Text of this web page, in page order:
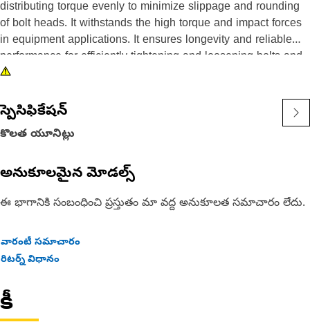
distributing torque evenly to minimize slippage and rounding
of bolt heads. It withstands the high torque and impact forces
in equipment applications. It ensures longevity and reliable
performance for efficiently tightening and loosening bolts and
nuts in the equipment, ensuring safe and effective
Attributes:
• 3/8" drive for compatibility with different impact tools.
conditions.
slippage and damage to fasteners.
fasteners.
• Black oxide finish offers increased resistance to rust and
Applications:
An Impact Socket is utilized in the assembly areas of the
స్పెసిఫికేషన్
కొలత యూనిట్లు
అనుకూలమైన మోడల్స్
ఈ భాగానికి సంబంధించి ప్రస్తుతం మా వద్ద అనుకూలత సమాచారం లేదు.
వారంటీ సమాచారం
రిటర్న్ విధానం
కీ